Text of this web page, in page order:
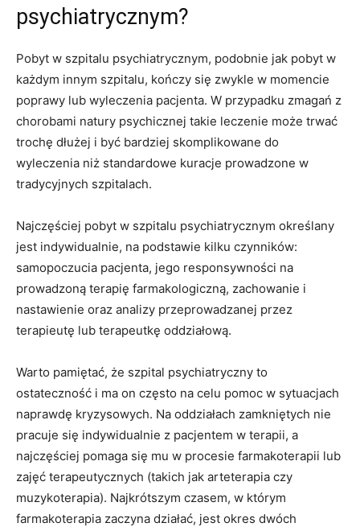
psychiatrycznym?
Pobyt w szpitalu psychiatrycznym, podobnie jak pobyt w
każdym innym szpitalu, kończy się zwykle w momencie
poprawy lub wyleczenia pacjenta. W przypadku zmagań z
chorobami natury psychicznej takie leczenie może trwać
trochę dłużej i być bardziej skomplikowane do
wyleczenia niż standardowe kuracje prowadzone w
tradycyjnych szpitalach.
Najczęściej pobyt w szpitalu psychiatrycznym określany
jest indywidualnie, na podstawie kilku czynników:
samopoczucia pacjenta, jego responsywności na
prowadzoną terapię farmakologiczną, zachowanie i
nastawienie oraz analizy przeprowadzanej przez
terapieutę lub terapeutkę oddziałową.
Warto pamiętać, że szpital psychiatryczny to
ostateczność i ma on często na celu pomoc w sytuacjach
naprawdę kryzysowych. Na oddziałach zamkniętych nie
pracuje się indywidualnie z pacjentem w terapii, a
najczęściej pomaga się mu w procesie farmakoterapii lub
zajęć terapeutycznych (takich jak arteterapia czy
muzykoterapia). Najkrótszym czasem, w którym
farmakoterapia zaczyna działać, jest okres dwóch